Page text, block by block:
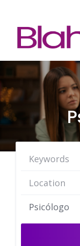
Psicólogo